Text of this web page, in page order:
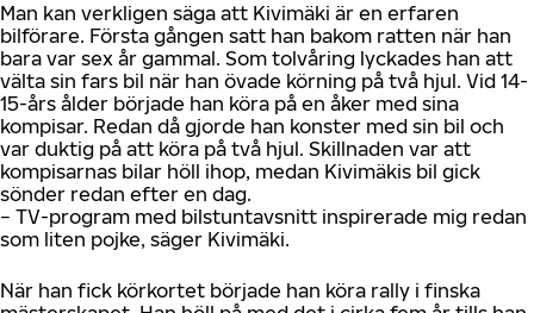
Man kan verkligen säga att Kivimäki är en erfaren
bilförare. Första gången satt han bakom ratten när han
bara var sex år gammal. Som tolvåring lyckades han att
välta sin fars bil när han övade körning på två hjul. Vid 14-
15-års ålder började han köra på en åker med sina
kompisar. Redan då gjorde han konster med sin bil och
var duktig på att köra på två hjul. Skillnaden var att
kompisarnas bilar höll ihop, medan Kivimäkis bil gick
sönder redan efter en dag.
− TV-program med bilstuntavsnitt inspirerade mig redan
som liten pojke, säger Kivimäki.
När han fick körkortet började han köra rally i finska